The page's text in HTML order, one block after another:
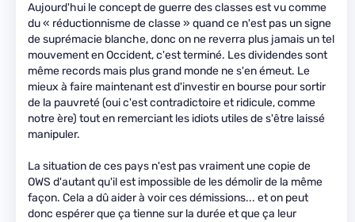
Aujourd'hui le concept de guerre des classes est vu comme
du « réductionnisme de classe » quand ce n'est pas un signe
de suprémacie blanche, donc on ne reverra plus jamais un tel
mouvement en Occident, c'est terminé. Les dividendes sont
même records mais plus grand monde ne s'en émeut. Le
mieux à faire maintenant est d'investir en bourse pour sortir
de la pauvreté (oui c'est contradictoire et ridicule, comme
notre ère) tout en remerciant les idiots utiles de s'être laissé
manipuler.
La situation de ces pays n'est pas vraiment une copie de
OWS d'autant qu'il est impossible de les démolir de la même
façon. Cela a dû aider à voir ces démissions... et on peut
donc espérer que ça tienne sur la durée et que ça leur